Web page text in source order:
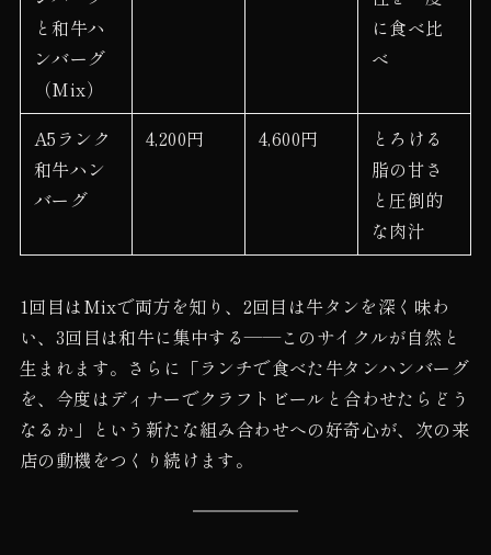
と和牛ハ
ンバーグ
（Mix）
に食べ比
べ
A5ランク
和牛ハン
バーグ
4,200円 4,600円
とろける
脂の甘さ
と圧倒的
な肉汁
1回目はMixで両方を知り、2回目は牛タンを深く味わ
い、3回目は和牛に集中する——このサイクルが自然と
生まれます。さらに「ランチで食べた牛タンハンバーグ
を、今度はディナーでクラフトビールと合わせたらどう
なるか」という新たな組み合わせへの好奇心が、次の来
店の動機をつくり続けます。